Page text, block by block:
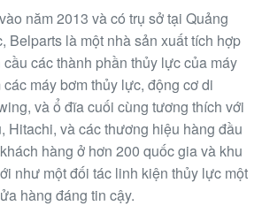
máy xúc EC210 EC240
Bơm thủy lực loại bánh răng
00181
máy xúc EC290BLC mới
lực XJBN-00385 cho máy xúc
năm 2013 và có trụ sở tại Quảng
Belparts là một nhà sản xuất tích hợp
các thành phần thủy lực của máy
máy bơm thủy lực, động cơ di
và ổ đĩa cuối cùng tương thích với
Hitachi, và các thương hiệu hàng đầu
hàng ở hơn 200 quốc gia và khu
như một đối tác linh kiện thủy lực một
hàng đáng tin cậy.